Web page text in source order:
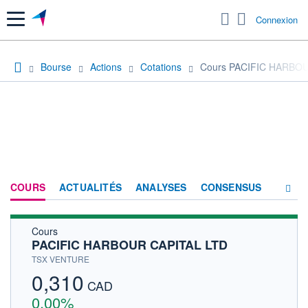
Menu Connexion
Bourse Actions Cotations Cours PACIFIC
COURS ACTUALITÉS ANALYSES CONSENSUS
Cours
PACIFIC HARBOUR CAPITAL LTD
TSX VENTURE
0,310 CAD
0,00%